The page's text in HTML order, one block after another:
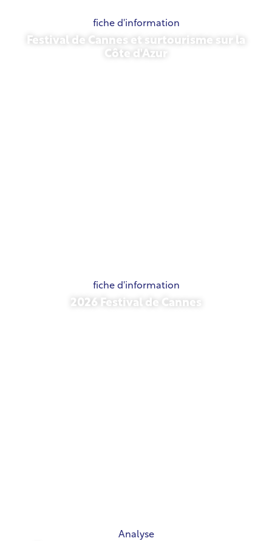
fiche d'information
Festival de Cannes et surtourisme sur la
Côte d'Azur
fiche d'information
2026 Festival de Cannes
Analyse